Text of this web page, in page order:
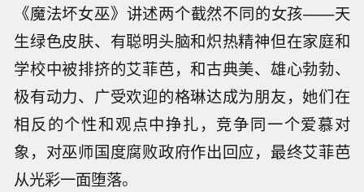
《魔法坏女巫》讲述两个截然不同的女孩——天
生绿色皮肤、有聪明头脑和炽热精神但在家庭和
学校中被排挤的艾菲芭，和古典美、雄心勃勃、
极有动力、广受欢迎的格琳达成为朋友，她们在
相反的个性和观点中挣扎，竞争同一个爱慕对
象，对巫师国度腐败政府作出回应，最终艾菲芭
从光彩一面堕落。